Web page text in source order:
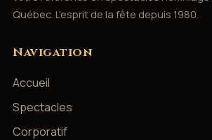
Québec. L'esprit de la fête depuis 1980.
Navigation
Accueil
Spectacles
Corporatif